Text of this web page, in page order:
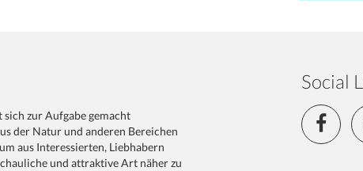
sich zur Aufgabe gemacht
der Natur und anderen Bereichen
aus Interessierten, Liebhabern
und attraktive Art näher zu
Social